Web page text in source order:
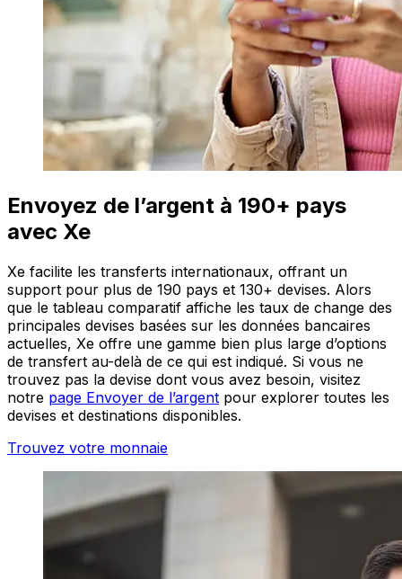
Envoyez de l’argent à 190+ pays
avec Xe
Xe facilite les transferts internationaux, offrant un
support pour plus de 190 pays et 130+ devises. Alors
que le tableau comparatif affiche les taux de change des
principales devises basées sur les données bancaires
actuelles, Xe offre une gamme bien plus large d’options
de transfert au-delà de ce qui est indiqué. Si vous ne
trouvez pas la devise dont vous avez besoin, visitez
notre page Envoyer de l’argent pour explorer toutes les
devises et destinations disponibles.
Trouvez votre monnaie